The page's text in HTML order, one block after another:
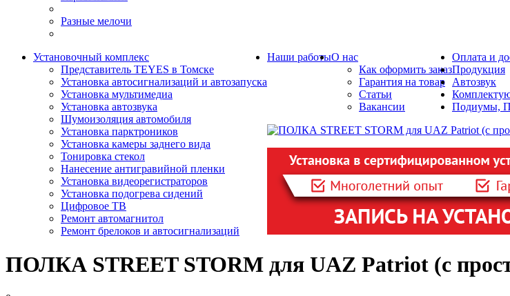
Разные мелочи
Установочный комплекс
Представитель TEYES в Томске
Установка автосигнализаций и автозапуска
Установка мультимедиа
Установка автозвука
Шумоизоляция автомобиля
Установка парктроников
Установка камеры заднего вида
Тонировка стекол
Нанесение антигравийной пленки
Установка видеорегистраторов
Установка подогрева сидений
Цифровое ТВ
Ремонт автомагнитол
Ремонт брелоков и автосигнализаций
Наши работыО нас
Как оформить заказ
Гарантия на товар
Статьи
Вакансии
Оплата и
Продукция
Автозвук
Подиумы,
ПОЛКА STREET STORM для UAZ Patriot (с